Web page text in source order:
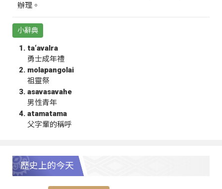
辦理。
小辭典
ta‘avalra
勇士成年禮
molapangolai
祖靈祭
asavasavahe
男性青年
atamatama
父字輩的稱呼
歷史上的今天